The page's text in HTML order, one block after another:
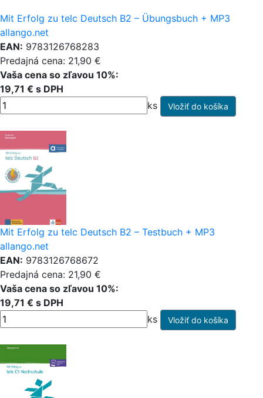
Mit Erfolg zu telc Deutsch B2 – Übungsbuch + MP3
allango.net
EAN: 9783126768283
Predajná cena: 21,90 €
Vaša cena so zľavou 10%:
19,71 € s DPH
ks
Mit Erfolg zu telc Deutsch B2 – Testbuch + MP3
allango.net
EAN: 9783126768672
Predajná cena: 21,90 €
Vaša cena so zľavou 10%:
19,71 € s DPH
ks